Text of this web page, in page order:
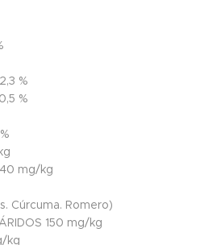
%
%
mg/kg
Cúrcuma. Romero)
150 mg/kg
kg